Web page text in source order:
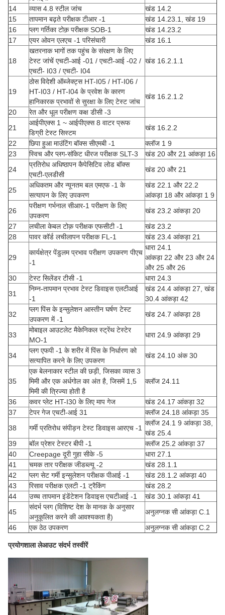
14
व्यास 4.8 स्टील जांच
खंड 14.2
15
तापमान बढ़ते परीक्षक टीआर -1
खंड 14.23.1, खंड 19
16
प्लग गर्तिका टोक़ परीक्षक SOB-1
खंड 14.23.2
17
एयर ओवन एलएच -1 परिसंचारी खंड 16.1
18
खतरनाक भागों तक पहुंच के संरक्षण के लिए
टेस्ट जांचें एचटी-आई -01 / एचटी-आई -02 /
एचटी- I03 / एचटी- I04
खंड 16.2.1.1
19
ठोस विदेशी ऑब्जेक्ट्स HT-I05 / HT-I06 /
HT-I03 / HT-I04 के प्रवेश के कारण
हानिकारक प्रभावों से सुरक्षा के लिए टेस्ट जांच
खंड 16.2.1.2
20
रेत और धूल परीक्षण कक्ष डीसी -3
21
आईपीएक्स 1 ~ आईपीएक्स 8 वाटर प्रूफ
डिग्री टेस्ट सिस्टम
खंड 16.2.2
22
छिपा हुआ माउंटिंग बॉक्स सीएमबी -1
क्लॉज 1 9
23
स्विच और प्लग-सॉकेट धीरज परीक्षक SLT-3
खंड 20 और 21 आंकड़ा 16
24
प्रतिरोध अधिष्ठापन कैपेसिटिव लोड बॉक्स
एचटी-एलडीसी
खंड 20 और 21
25
अधिकतम और न्यूनतम बल एमएफ -1 के
सत्यापन के लिए उपकरण
खंड 22.1 और 22.2
आंकड़ा 18 और आंकड़ा 1 9
26
परीक्षण गर्भनाल सीआर-1 परीक्षण के लिए
उपकरण
खंड 23.2 आंकड़ा 20
27
लचीला केबल टोक़ परीक्षक एफसीटी -1
खंड 23.2
28
पावर कॉर्ड लचीलापन परीक्षक FL-1 खंड 23.4 आंकड़ा 21
29
कार्यक्षेत्र पेंडुलम प्रभाव परीक्षण उपकरण पीएच
-1
धारा 24.1
आंकड़ा 22 और 23 और 24
और 25 और 26
30
टेस्ट सिलेंडर टीसी -1
धारा 24.3
31
निम्न-तापमान प्रभाव टेस्ट डिवाइस एलटीआई
-1
खंड 24.4 आंकड़ा 27, खंड
30.4 आंकड़ा 42
32
प्लग पिंस के इन्सुलेशन आस्तीन घर्षण टेस्ट
उपकरण में -1
खंड 24.7 आंकड़ा 28
33
मोबाइल आउटलेट मैकेनिकल स्ट्रेंथ टेस्टेर
MO-1
धारा 24.9 आंकड़ा 29
34
प्लग एफपी -1 के शरीर में पिंस के निर्धारण को
सत्यापित करने के लिए उपकरण
खंड 24.10 अंक 30
35
एक बेलनाकार स्टील की छड़ी, जिसका व्यास 3
मिमी और एक अर्धगोल का अंत है, जिसमें 1,5
मिमी की त्रिज्या होती है
क्लॉज 24.11
36 कवर प्लेट HT-I30 के लिए माप गेज
खंड 24.17 आंकड़ा 32
37
टेपर गेज एचटी-आई 31
क्लॉज 24.18 आंकड़ा 35
38
गर्मी प्रतिरोध संपीड़न टेस्ट डिवाइस आरएच -1
क्लॉज 24.1 9 आंकड़ा 38,
खंड 25.4
39
बॉल प्रेशर टेस्टर बीपी -1
क्लॉज 25.2 आंकड़ा 37
40
Creepage दूरी गुहा सीके -5
धारा 27.1
41
चमक तार परीक्षक जीडब्ल्यू -2
खंड 28.1.1
42
प्लग सेट गर्मी इन्सुलेशन परीक्षक पीआई -1
खंड 28.1.2 आंकड़ा 40
43
रिसाव परीक्षक एलटी -1 ट्रैकिंग
खंड 28.2
44
उच्च तापमान इंडेंटेशन डिवाइस एचटीआई -1
खंड 30.1 आंकड़ा 41
45
संदर्भ प्लग (विशिष्ट देश के मानक के अनुसार
अनुकूलित करने की आवश्यकता है)
अनुलग्नक सी आंकड़ा C.1
46
एक ठेठ उपकरण अनुलग्नक सी आंकड़ा C.2
प्रयोगशाला लेआउट संदर्भ तस्वीरें